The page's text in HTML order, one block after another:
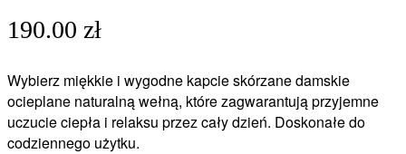
190.00 zł
Wybierz miękkie i wygodne kapcie skórzane damskie
ocieplane naturalną wełną, które zagwarantują przyjemne
uczucie ciepła i relaksu przez cały dzień. Doskonałe do
codziennego użytku.